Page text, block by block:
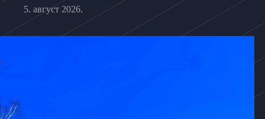
5. август 2026.